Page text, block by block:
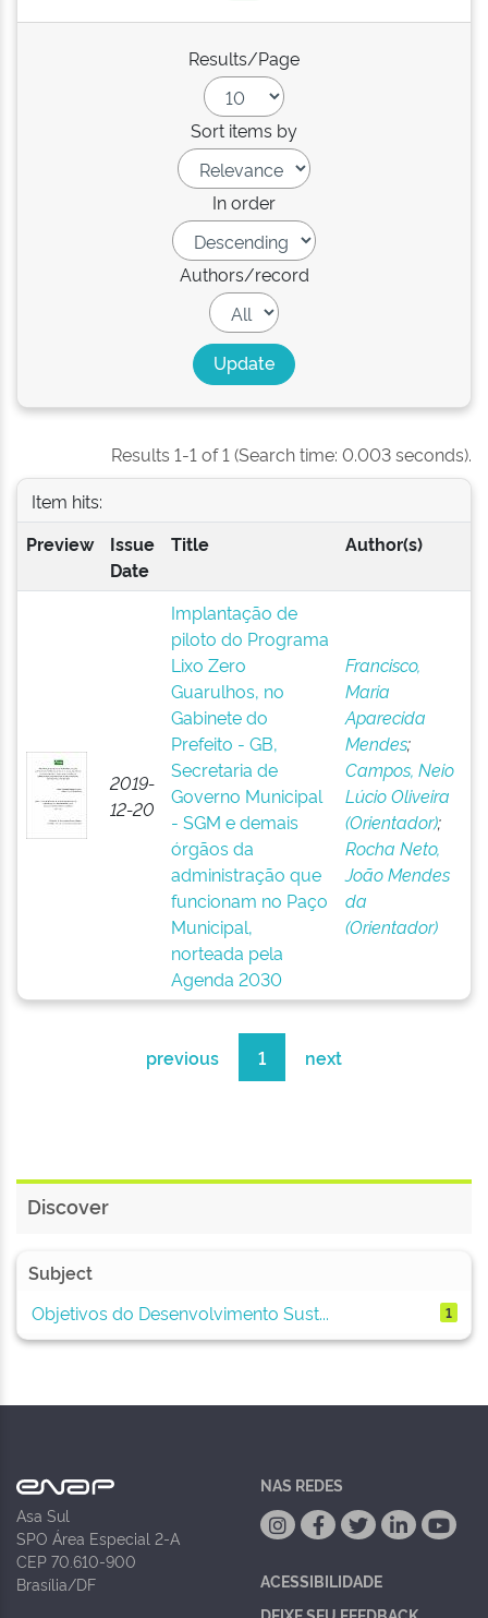
Results/Page
Sort items by
In order
Authors/record
Results 1-1 of 1 (Search time: 0.003 seconds).
Item hits:
Preview
Issue
Date
Title Author(s)
2019-
12-20
Implantação de
piloto do Programa
Lixo Zero
Guarulhos, no
Gabinete do
Prefeito - GB,
Secretaria de
Governo Municipal
- SGM e demais
órgãos da
administração que
funcionam no Paço
Municipal,
norteada pela
Agenda 2030
Francisco,
Maria
Aparecida
Mendes;
Campos, Neio
Lúcio Oliveira
(Orientador);
Rocha Neto,
João Mendes
da
(Orientador)
previous 1 next
Discover
Subject
Objetivos do Desenvolvimento Sust...
1
Asa Sul
SPO Área Especial 2-A
CEP 70.610-900
Brasília/DF
NAS REDES
ACESSIBILIDADE